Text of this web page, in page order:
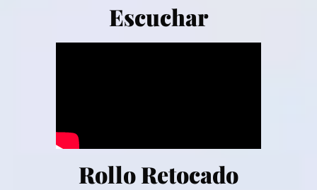
Escuchar
Rollo Retocado